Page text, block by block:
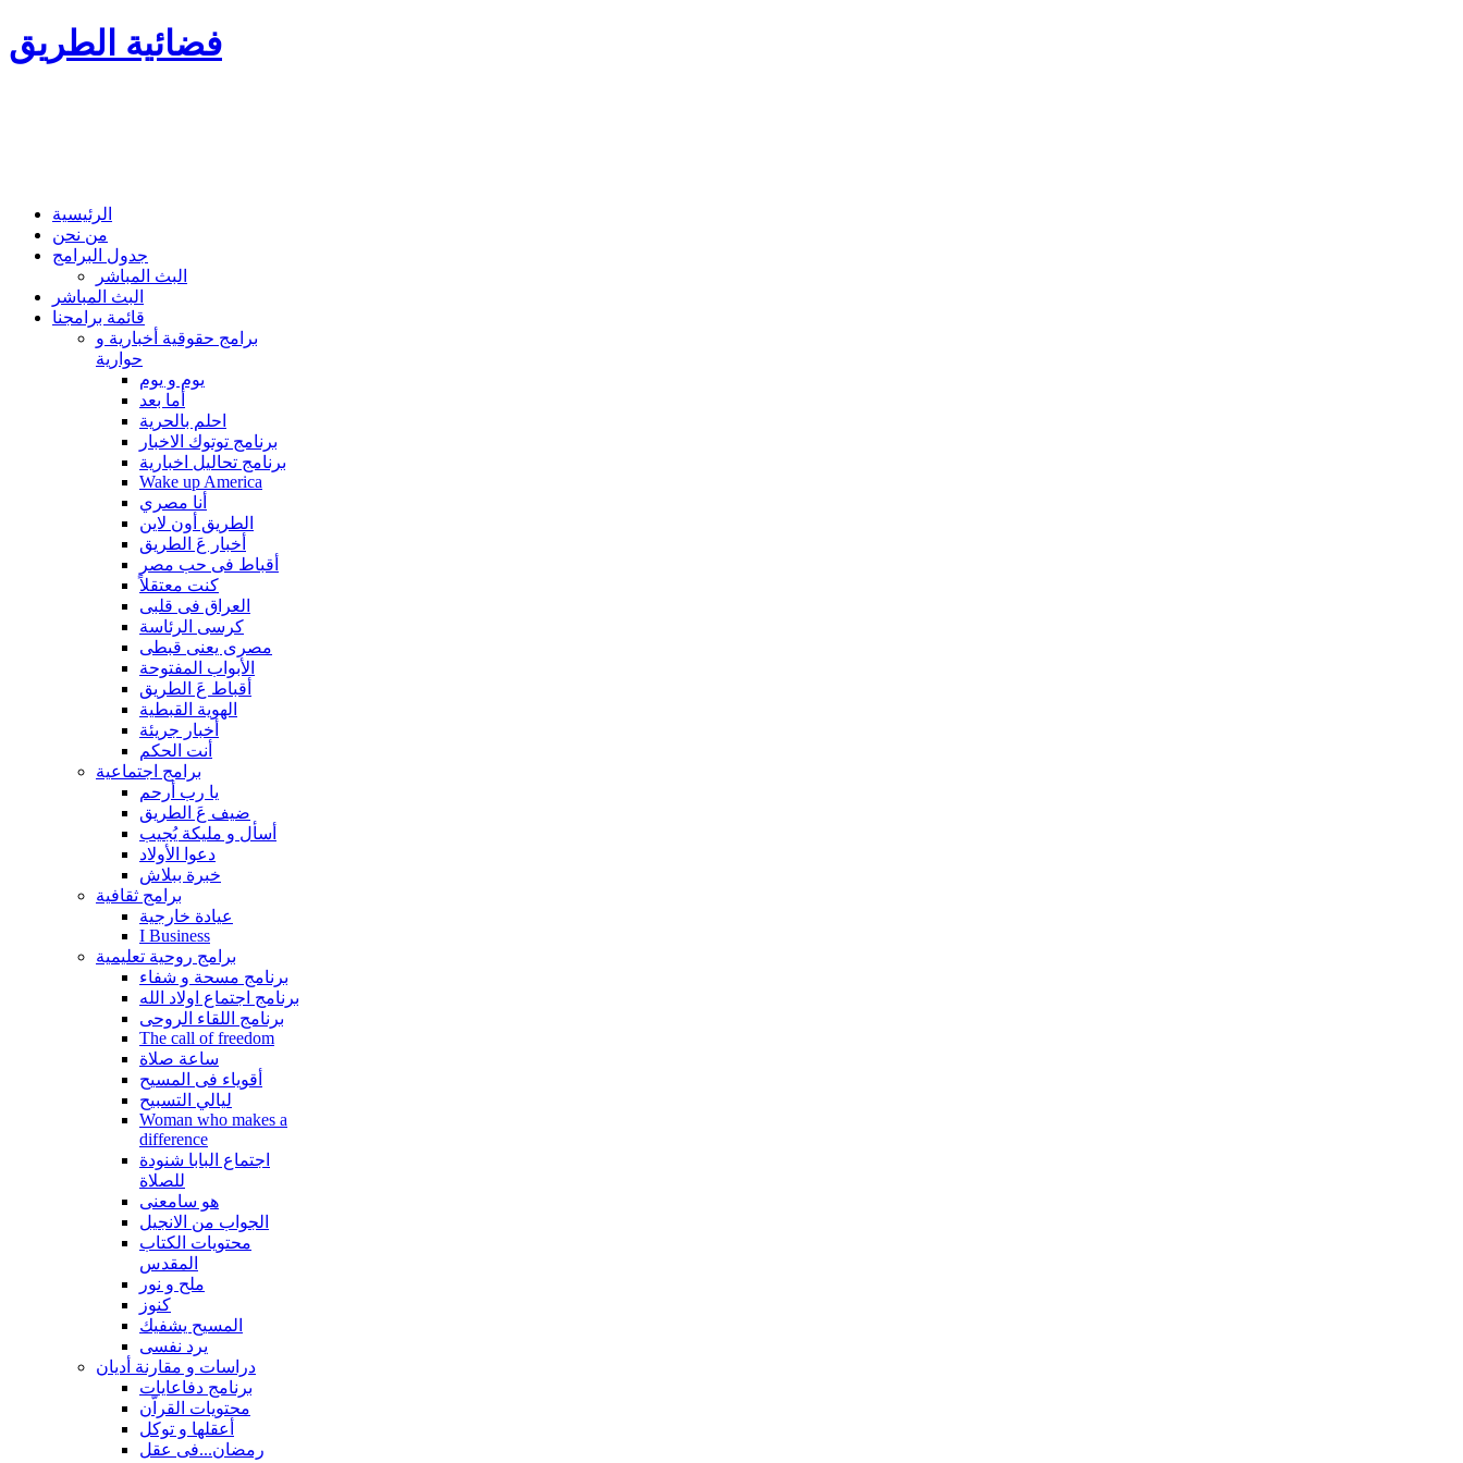
فضائية الطريق
الرئيسية
من نحن
جدول البرامج
البث المباشر
البث المباشر
قائمة برامجنا
برامج حقوقية أخبارية و
حوارية
يوم و يوم
أما بعد
احلم بالحرية
برنامج توتوك الاخبار
برنامج تحاليل اخبارية
Wake up America
أنا مصري
الطريق أون لاين
أخبار عَ الطريق
أقباط فى حب مصر
كنت معتقلاً
العراق فى قلبى
كرسى الرئاسة
مصرى يعنى قبطى
الأبواب المفتوحة
أقباط عَ الطريق
الهوية القبطية
أخبار جريئة
أنت الحكم
برامج اجتماعية
يا رب أرحم
ضيف عَ الطريق
أسأل و مليكة يُجيب
دعوا الأولاد
خبرة ببلاش
برامج ثقافية
عيادة خارجية
I Business
برامج روحية تعليمية
برنامج مسحة و شفاء
برنامج اجتماع اولاد الله
برنامج اللقاء الروحى
The call of freedom
ساعة صلاة
أقوياء فى المسيح
ليالي التسبيح
Woman who makes a
difference
اجتماع البابا شنودة
للصلاة
هو سامعنى
الجواب من الانجيل
محتويات الكتاب
المقدس
ملح و نور
كنوز
المسيح يشفيك
يرد نفسى
دراسات و مقارنة أديان
برنامج دفاعايات
محتويات القراّن
أعقلها و توكل
رمضان...فى عقل